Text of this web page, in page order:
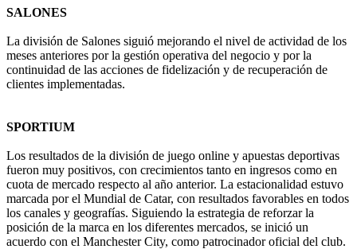
SALONES
La división de Salones siguió mejorando el nivel de actividad de los
meses anteriores por la gestión operativa del negocio y por la
continuidad de las acciones de fidelización y de recuperación de
clientes implementadas.
SPORTIUM
Los resultados de la división de juego online y apuestas deportivas
fueron muy positivos, con crecimientos tanto en ingresos como en
cuota de mercado respecto al año anterior. La estacionalidad estuvo
marcada por el Mundial de Catar, con resultados favorables en todos
los canales y geografías. Siguiendo la estrategia de reforzar la
posición de la marca en los diferentes mercados, se inició un
acuerdo con el Manchester City, como patrocinador oficial del club.